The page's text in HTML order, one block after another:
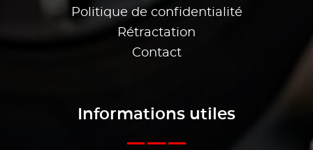
Politique de confidentialité
Rétractation
Contact
Informations utiles